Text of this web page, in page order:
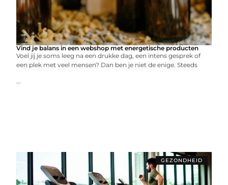
Vind je balans in een webshop met energetische producten
Voel jij je soms leeg na een drukke dag, een intens gesprek of
een plek met veel mensen? Dan ben je niet de enige. Steeds
...
GEZONDHEID